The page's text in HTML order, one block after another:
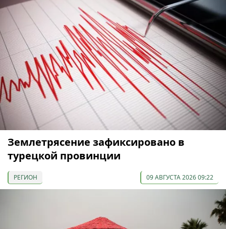
Землетрясение зафиксировано в
турецкой провинции
РЕГИОН 09 АВГУСТА 2026 09:22